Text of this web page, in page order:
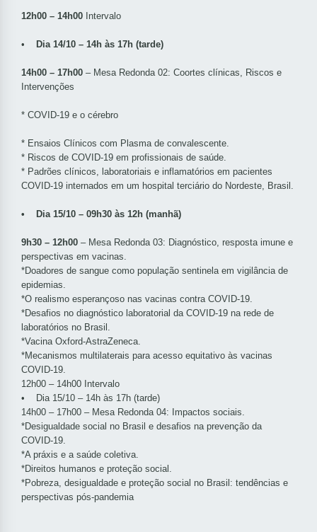
12h00 – 14h00 Intervalo
• Dia 14/10 – 14h às 17h (tarde)
14h00 – 17h00 – Mesa Redonda 02: Coortes clínicas, Riscos e
Intervenções
* COVID-19 e o cérebro
* Ensaios Clínicos com Plasma de convalescente.
* Riscos de COVID-19 em profissionais de saúde.
* Padrões clínicos, laboratoriais e inflamatórios em pacientes
COVID-19 internados em um hospital terciário do Nordeste, Brasil.
• Dia 15/10 – 09h30 às 12h (manhã)
9h30 – 12h00 – Mesa Redonda 03: Diagnóstico, resposta imune e
perspectivas em vacinas.
*Doadores de sangue como população sentinela em vigilância de
epidemias.
*O realismo esperançoso nas vacinas contra COVID-19.
*Desafios no diagnóstico laboratorial da COVID-19 na rede de
laboratórios no Brasil.
*Vacina Oxford-AstraZeneca.
*Mecanismos multilaterais para acesso equitativo às vacinas
COVID-19.
12h00 – 14h00 Intervalo
• Dia 15/10 – 14h às 17h (tarde)
14h00 – 17h00 – Mesa Redonda 04: Impactos sociais.
*Desigualdade social no Brasil e desafios na prevenção da
COVID-19.
*A práxis e a saúde coletiva.
*Direitos humanos e proteção social.
*Pobreza, desigualdade e proteção social no Brasil: tendências e
perspectivas pós-pandemia